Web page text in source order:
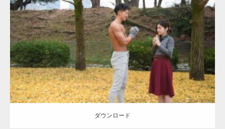
Update: 2021.07.8
Category:公園のマッチョ その他 AKIHITO(細マッチョ) 上腕三頭筋
肩
ダウンロード
ダウンロード